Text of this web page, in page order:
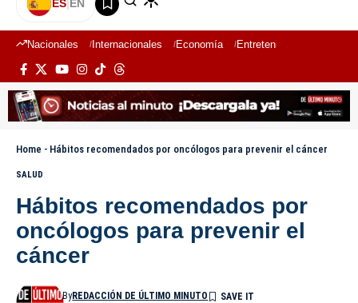
ES|EN
Nacionales Internacionales Economía Entretenimiento
Home - Hábitos recomendados por oncólogos para prevenir el cáncer
SALUD
Hábitos recomendados por
oncólogos para prevenir el
cáncer
ByREDACCIÓN DE ÚLTIMO MINUTO